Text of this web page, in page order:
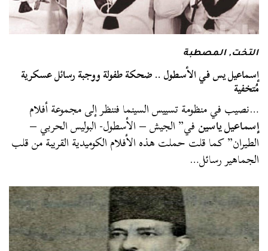
التخت,المصطبة
إسماعيل يس في الأسطول .. ضحكة طفولة ووجبة رسائل عسكرية
مُتخفية
…نصيب في منظومة تسييس السينما فننظر إلى مجموعة أفلام
إسماعيل ياسينفي” الجيش – الأسطول- البوليس الحربي –
الطيران” كما قلت حملت هذه الأفلام الكوميدية القريبة من قلب
الجماهير رسائل…